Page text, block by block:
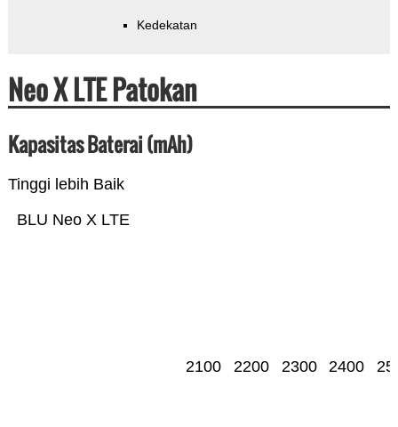
Kedekatan
Neo X LTE Patokan
Kapasitas Baterai (mAh)
Tinggi lebih Baik
BLU Neo X LTE
2100 2200 2300 2400